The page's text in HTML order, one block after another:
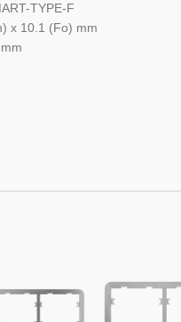
TYPE-F
x 10.1 (Fo) mm